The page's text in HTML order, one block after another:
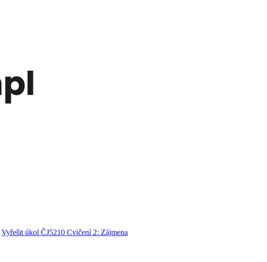
Vyřešit úkol ČJ5210 Cvičení 2: Zájmena